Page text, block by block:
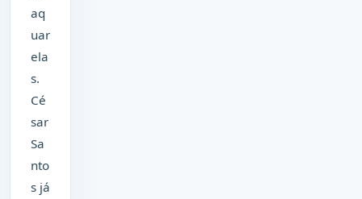
aq
uar
ela
s.
Cé
sar
Sa
nto
s já